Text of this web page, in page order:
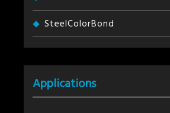
SteelColorBond
Applications